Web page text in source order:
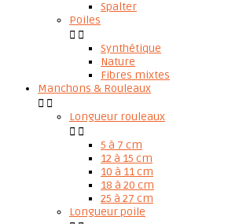
Spalter
Poiles
 
Synthétique
Nature
Fibres mixtes
Manchons & Rouleaux
 
Longueur rouleaux
 
5 à 7 cm
12 à 15 cm
10 à 11 cm
18 à 20 cm
25 à 27 cm
Longueur poile